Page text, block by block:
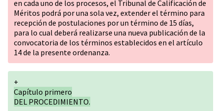
en cada uno de los procesos, el Tribunal de Calificación de
Méritos podrá por una sola vez, extender el término para
recepción de postulaciones por un término de 15 días,
para lo cual deberá realizarse una nueva publicación de la
convocatoria de los términos establecidos en el artículo
14 de la presente ordenanza.
+
Capítulo primero
DEL PROCEDIMIENTO.